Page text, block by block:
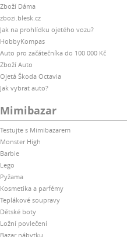
Zboží Dáma
zbozi.blesk.cz
Jak na prohlídku ojetého vozu?
HobbyKompas
Auto pro začátečníka do 100 000 Kč
Zboží Auto
Ojetá Škoda Octavia
Jak vybrat auto?
Mimibazar
Testujte s Mimibazarem
Monster High
Barbie
Lego
Pyžama
Kosmetika a parfémy
Teplákové soupravy
Dětské boty
Ložní povlečení
Bazar nábytku